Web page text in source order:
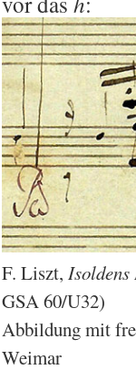
F. Liszt, Isol­dens
GSA 60/U32)
Ab­bil­dung mit
Wei­mar